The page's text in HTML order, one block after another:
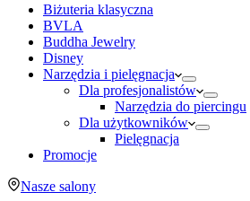
Biżuteria klasyczna
BVLA
Buddha Jewelry
Disney
Narzędzia i pielęgnacja
Dla profesjonalistów
Narzędzia do piercingu
Dla użytkowników
Pielęgnacja
Promocje
Nasze salony